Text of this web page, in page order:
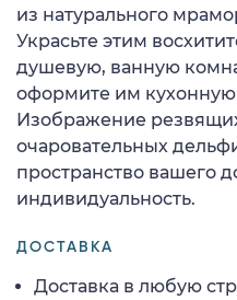
из натурального
Украсьте этим
душевую, ванную
оформите им
Изображение
очаровательных
пространство вашего
индивидуальность.
ДОСТАВКА
Доставка в любую